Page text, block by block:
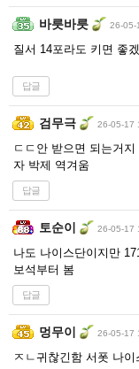
바릇바릇 26-05-
질서 14포라도 키면 좋
답글
검무극 26-05-17
ㄷㄷ안 받으면 되는거
자 박제 역겨움
답글
토순이 26-05-17
나도 나이스단이지만
보석부터 봄
답글
멍무이 26-05-17
ㅈㄴ귀찮긴함 서폿 나